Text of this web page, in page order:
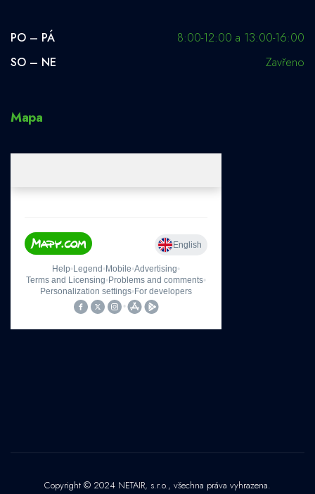
PO – PÁ
8:00-12:00 a 13:00-16:00
SO – NE
Zavřeno
Mapa
Copyright © 2024 NETAIR, s.r.o., všechna práva vyhrazena.